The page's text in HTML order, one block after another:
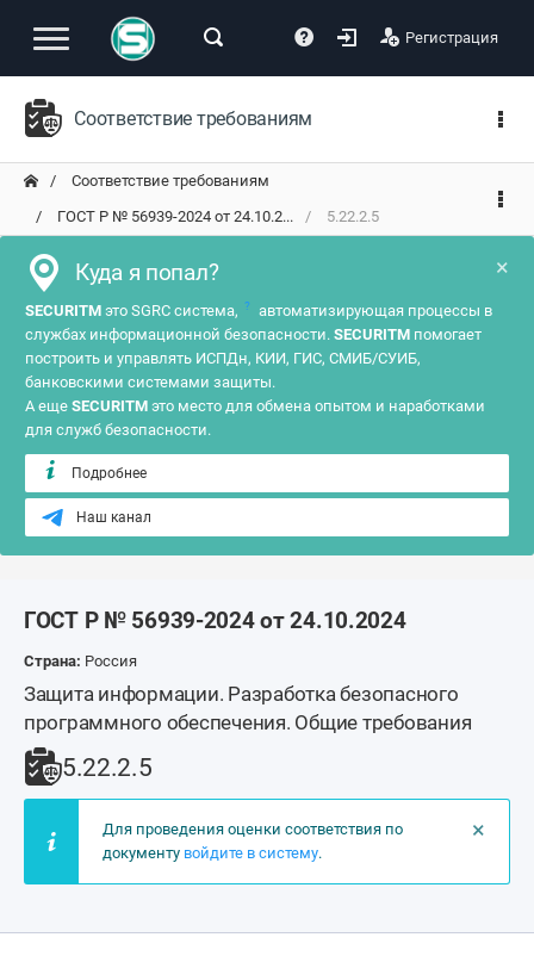
Регистрация
Соответствие требованиям
Соответствие требованиям
ГОСТ Р № 56939-2024 от 24.10.2...
5.22.2.5
×
Куда я попал?
SECURITM это SGRC система, ?
автоматизирующая процессы в
службах информационной безопасности. SECURITM помогает
построить и управлять ИСПДн, КИИ, ГИС, СМИБ/СУИБ,
банковскими системами защиты.
А еще SECURITM это место для обмена опытом и наработками
для служб безопасности.
Подробнее
Наш канал
ГОСТ Р № 56939-2024 от 24.10.2024
Страна: Россия
Защита информации. Разработка безопасного
программного обеспечения. Общие требования
5.22.2.5
×
Для проведения оценки соответствия по
документу войдите в систему.